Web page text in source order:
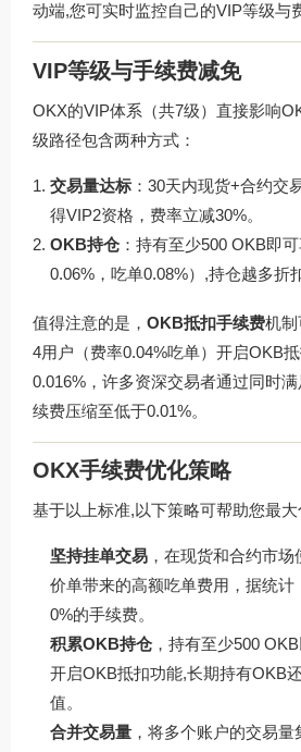
动端,您可实时监控自己的VIP等级与
VIP等级与手续费减免
OKX的VIP体系（共7级）直接影响
级路径包含两种方式：
交易量达标 ：30天内现货+合约交
得VIP2资格，费率立减30%。
OKB持仓 ：持有至少500 OKB即
0.06%，吃单0.08%）,持仓越多折
值得注意的是， OKB抵扣手续费机
4用户（费率0.04%吃单）开启OKB
0.016%，许多资深交易者通过同时
续费压缩至低于0.01%。
OKX手续费优化策略
基于以上标准,以下策略可帮助您最大
坚持挂单交易 ，在现货和合约市
价单带来的高额吃单费用，据统计
0%的手续费。
积累OKB持仓 ，持有至少500
开启OKB抵扣功能,长期持有OKB
值。
合并交易量 ，将多个账户的交易量